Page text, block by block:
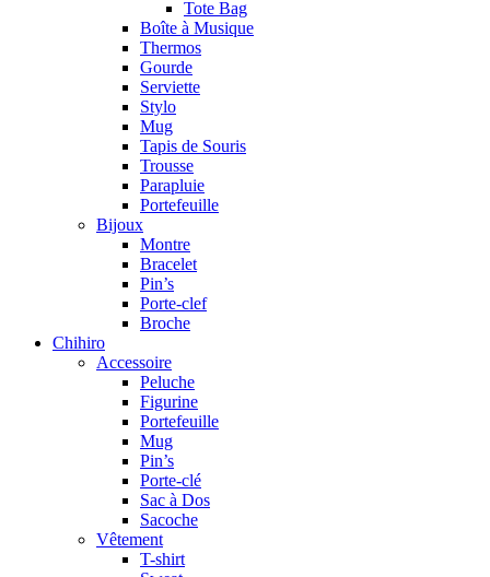
Tote Bag
Boîte à Musique
Thermos
Gourde
Serviette
Stylo
Mug
Tapis de Souris
Trousse
Parapluie
Portefeuille
Bijoux
Montre
Bracelet
Pin’s
Porte-clef
Broche
Chihiro
Accessoire
Peluche
Figurine
Portefeuille
Mug
Pin’s
Porte-clé
Sac à Dos
Sacoche
Vêtement
T-shirt